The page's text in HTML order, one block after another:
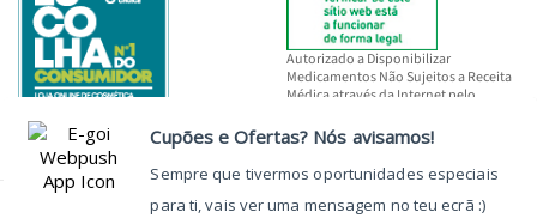
Autorizado a Disponibilizar
Medicamentos Não Sujeitos a Receita
Médica através da Internet pelo